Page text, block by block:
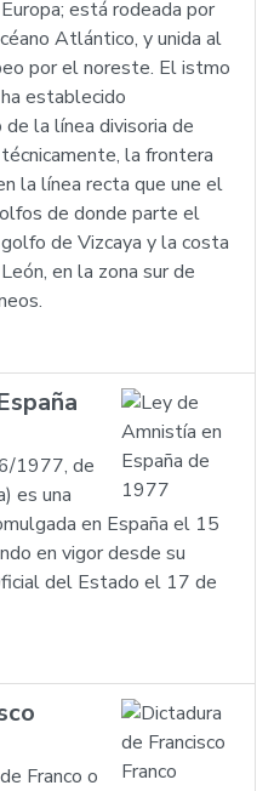
está rodeada por
Atlántico, y unida al
por el noreste. El istmo
establecido
la línea divisoria de
la frontera
la línea recta que une el
de donde parte el
de Vizcaya y la costa
en la zona sur de
1977, de
es una
en España el 15
en vigor desde su
del Estado el 17 de
Franco o